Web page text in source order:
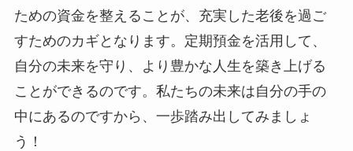
ための資金を整えることが、充実した老後を過ご
すためのカギとなります。定期預金を活用して、
自分の未来を守り、より豊かな人生を築き上げる
ことができるのです。私たちの未来は自分の手の
中にあるのですから、一歩踏み出してみましょ
う！